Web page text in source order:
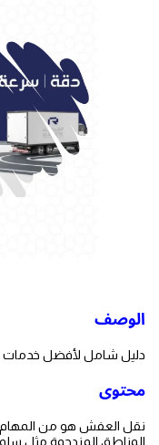
الوصف
دليل شامل لأفضل خدمات
محتوى
نقل العفش هو من المهام
المناطق المزدحمة مثل